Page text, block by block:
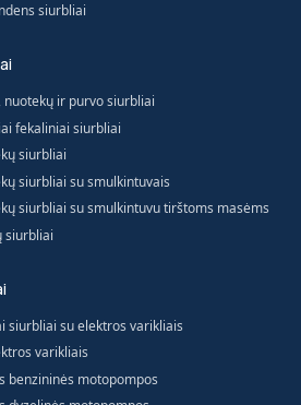
siurbliai
ir purvo siurbliai
fekaliniai siurbliai
siurbliai
siurbliai su smulkintuvais
siurbliai su smulkintuvu tirštoms masėms
siurbliai
siurbliai su elektros varikliais
varikliais
benzininės motopompos